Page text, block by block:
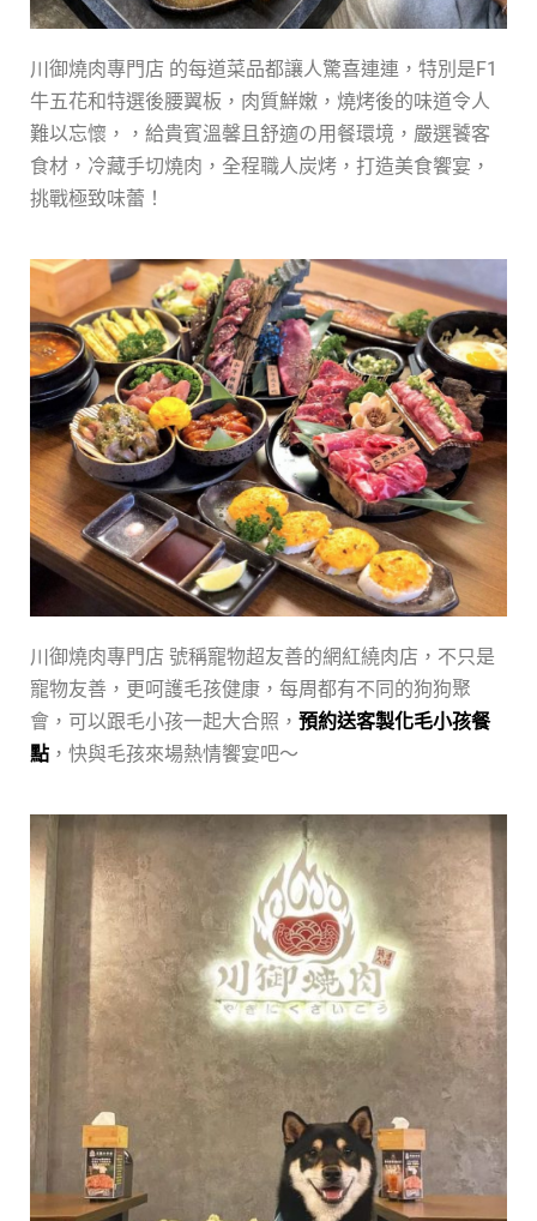
川御燒肉專門店 的每道菜品都讓人驚喜連連，特別是F1
牛五花和特選後腰翼板，肉質鮮嫩，燒烤後的味道令人
難以忘懷，，給貴賓溫馨且舒適の用餐環境，嚴選饕客
食材，冷藏手切燒肉，全程職人炭烤，打造美食饗宴，
挑戰極致味蕾！
川御燒肉專門店 號稱寵物超友善的網紅繞肉店，不只是
寵物友善，更呵護毛孩健康，每周都有不同的狗狗聚
會，可以跟毛小孩一起大合照， 預約送客製化毛小孩餐
點 ，快與毛孩來場熱情饗宴吧～